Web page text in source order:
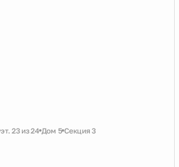
эт. 23 из 24 Дом 5 Секция 3